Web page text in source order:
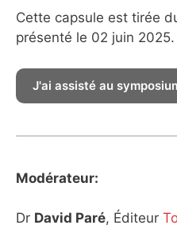
Cette capsule est tirée
présenté le 02 juin 2025.
Modérateur:
Dr David Paré, Éditeur